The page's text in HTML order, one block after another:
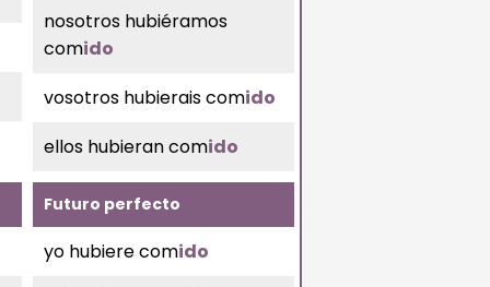
nosotros hubiéramos
comido
vosotros hubierais comido
ellos hubieran comido
Futuro perfecto
yo hubiere comido